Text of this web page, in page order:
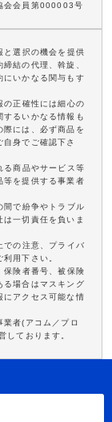
会会員第000003号
と選択の機会を提供
結の代理、斡旋、
にいかなる関与もす
の正確性には細心の
るいかなる情報も
には、必ず商品を
身でご確認下さ
る商品やサービス等
等を提供する事業者
間で紛争やトラブル
一切責任を負いま
での注意、プライバ
用下さい。
保険者番号、被保険
る場合はマスキング
にアクセス可能な情
者(アコム／プロ
しております。